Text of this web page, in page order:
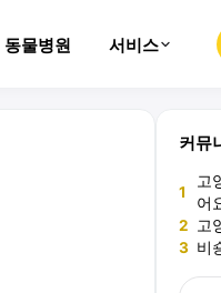
동물병원 서비스
커뮤
1
고
어
2 고
3 비